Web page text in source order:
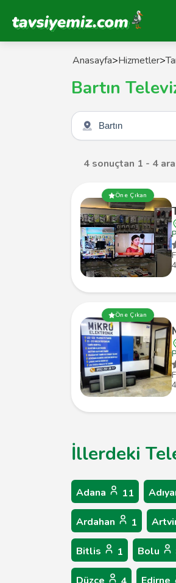
Tavsiyemiz Anasayfa
Anasayfa>Hizmetler>
Bartın
Şehir seçin
4 sonuçtan 1 - 4
Öne Çıkan
Öne Çıkan
İllerdeki
Adana 11
Ardahan 1
Bitlis 1 Bolu